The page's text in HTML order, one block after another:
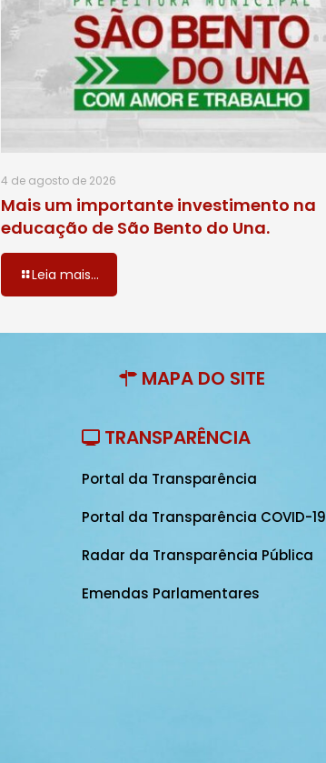
4 de agosto de 2026
Mais um importante investimento na
educação de São Bento do Una.
Leia mais...
MAPA DO SITE
TRANSPARÊNCIA
Portal da Transparência
Portal da Transparência COVID-19
Radar da Transparência Pública
Emendas Parlamentares